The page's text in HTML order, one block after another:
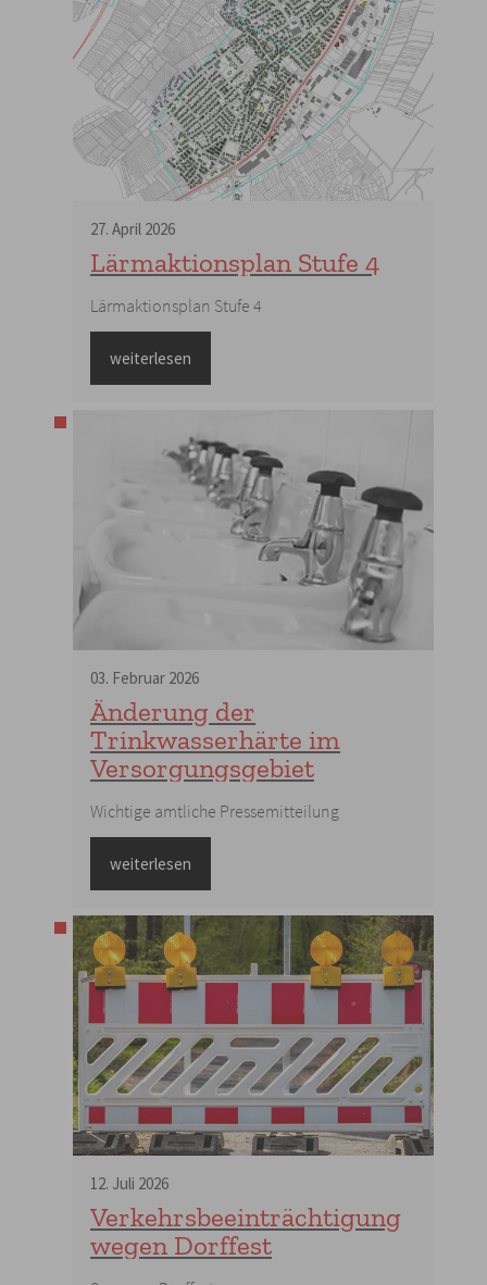
27. April 2026
Lärmaktionsplan Stufe 4
Lärmaktionsplan Stufe 4
weiterlesen
03. Februar 2026
Änderung der
Trinkwasserhärte im
Versorgungsgebiet
Wichtige amtliche Pressemitteilung
weiterlesen
12. Juli 2026
Verkehrsbeeinträchtigung
wegen Dorffest